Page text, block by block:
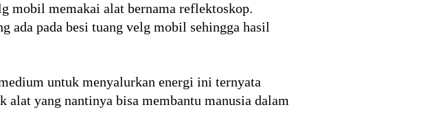
mobil memakai alat bernama reflektoskop.
ada pada besi tuang velg mobil sehingga hasil
untuk menyalurkan energi ini ternyata
yang nantinya bisa membantu manusia dalam